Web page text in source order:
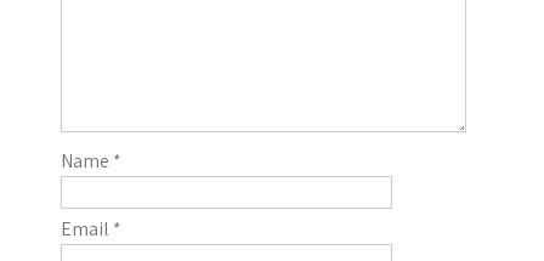
Name *
Email *